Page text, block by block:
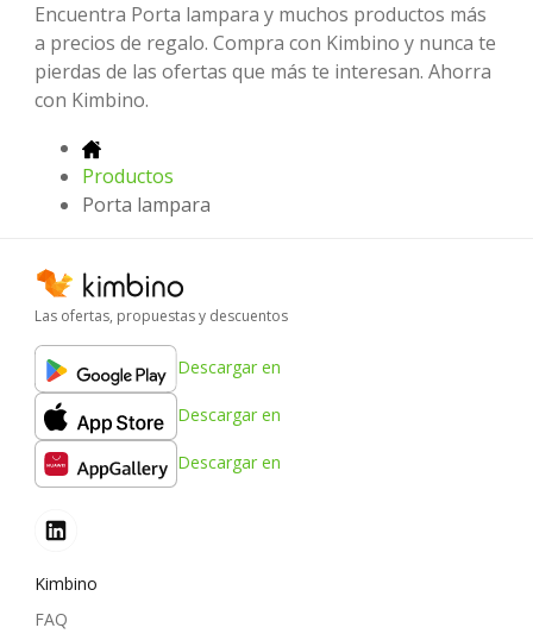
Encuentra Porta lampara y muchos productos más
a precios de regalo. Compra con Kimbino y nunca te
pierdas de las ofertas que más te interesan. Ahorra
con Kimbino.
Productos
Porta lampara
Las ofertas, propuestas y descuentos
Descargar en
Descargar en
Descargar en
Kimbino
FAQ